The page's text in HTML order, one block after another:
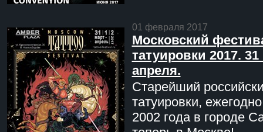
01 февраля 2017
Московский
татуировки 2017. 31
апреля.
Старейший
татуировки,
2002 года в городе